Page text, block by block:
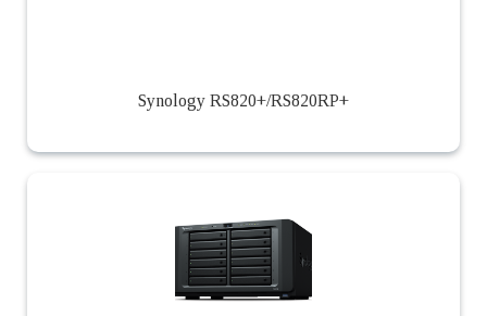
Synology RS820+​/​RS820RP+